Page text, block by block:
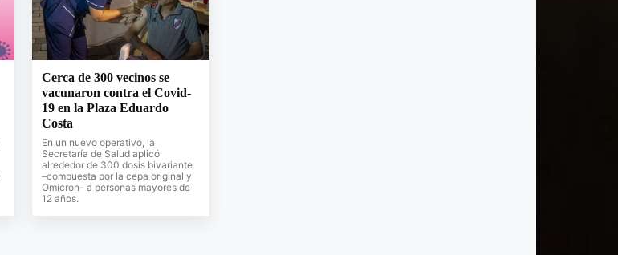
Cerca de 300 vecinos se
vacunaron contra el Covid-
19 en la Plaza Eduardo
Costa
En un nuevo operativo, la
Secretaría de Salud aplicó
alrededor de 300 dosis bivariante
–compuesta por la cepa original y
Omicron- a personas mayores de
12 años.